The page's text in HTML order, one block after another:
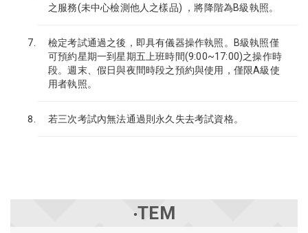
之服務(未中心檢測他人之樣品) ，將降階為B級執照。
檢定考試通過之後，即具有儀器操作執照。B級執照僅
可預約星期一到星期五上班時間(9:00~17:00)之操作時
段。週末、假日與夜間時段之預約與使用，僅限A級使
用者執照。
若三次考試內無法通過則永久失去考試資格。
‧TEM